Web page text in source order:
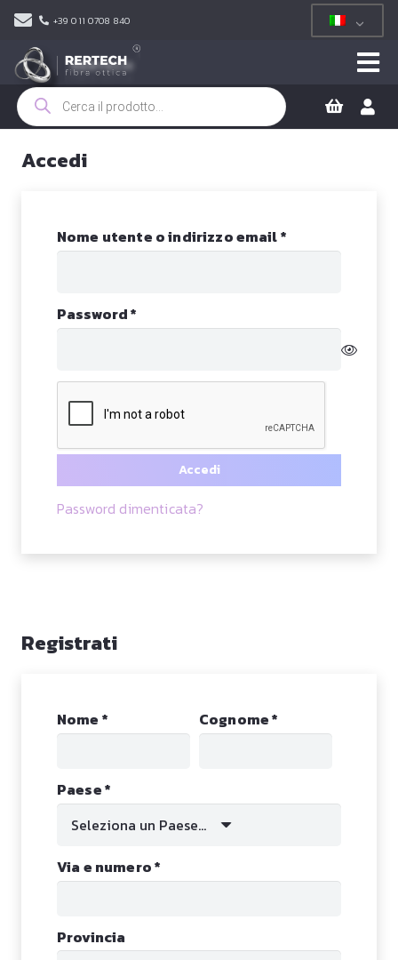
+39 011 0708 840
Ricerca
prodotti
Accedi
Nome utente o indirizzo email*Richiesto
Password*
Accedi
Password dimenticata?
Registrati
Nome * Cognome*
Paese*
Seleziona un Paese...
Via e numero*
Provincia